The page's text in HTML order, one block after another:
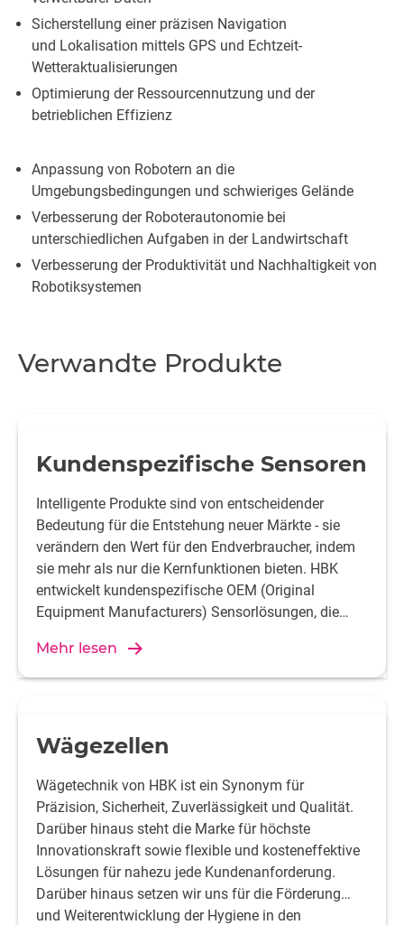
Sicherstellung einer präzisen Navigation
und Lokalisation mittels GPS und Echtzeit-
Wetteraktualisierungen
Optimierung der Ressourcennutzung und der
betrieblichen Effizienz
Anpassung von Robotern an die
Umgebungsbedingungen und schwieriges Gelände
Verbesserung der Roboterautonomie bei
unterschiedlichen Aufgaben in der Landwirtschaft
Verbesserung der Produktivität und Nachhaltigkeit von
Robotiksystemen
Verwandte Produkte
Kundenspezifische Sensoren
Intelligente Produkte sind von entscheidender
Bedeutung für die Entstehung neuer Märkte - sie
verändern den Wert für den Endverbraucher, indem
sie mehr als nur die Kernfunktionen bieten. HBK
entwickelt kundenspezifische OEM (Original
Equipment Manufacturers) Sensorlösungen, die
liefern.
Mehr lesen
Wägezellen
Wägetechnik von HBK ist ein Synonym für
Präzision, Sicherheit, Zuverlässigkeit und Qualität.
Darüber hinaus steht die Marke für höchste
Innovationskraft sowie flexible und kosteneffektive
Lösungen für nahezu jede Kundenanforderung.
Darüber hinaus setzen wir uns für die Förderung
und Weiterentwicklung der Hygiene in den